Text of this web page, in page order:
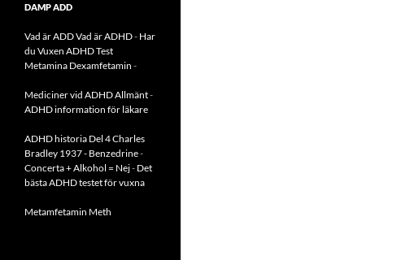
DAMP ADD
Vad är ADDVad är ADHD- Har
du Vuxen ADHD Test
Metamina Dexamfetamin -
Mediciner vid ADHD Allmänt-
ADHD information för läkare
ADHD historia Del 4 Charles
Bradley 1937 - Benzedrine-
Concerta + Alkohol = Nej- Det
bästa ADHD testet för vuxna
Metamfetamin Meth